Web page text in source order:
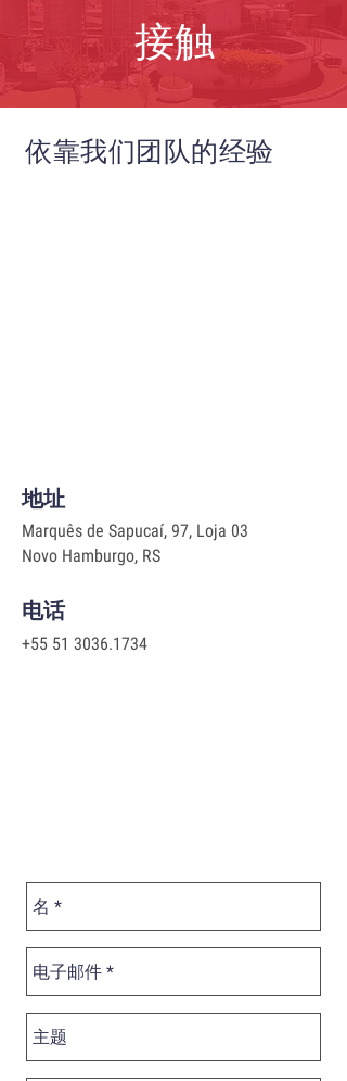
依靠我们团队的经验
地址
Marquês de Sapucaí, 97, Loja 03
Novo Hamburgo, RS
电话
+55 51 3036.1734
接触